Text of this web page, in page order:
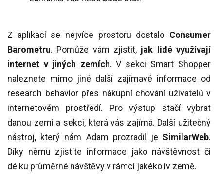
Z aplikací se nejvíce prostoru dostalo Consumer
Barometru. Pomůže vám zjistit, jak lidé využívají
internet v jiných zemích. V sekci Smart Shopper
naleznete mimo jiné další zajímavé informace od
research behavior přes nákupní chování uživatelů v
internetovém prostředí. Pro výstup stačí vybrat
danou zemi a sekci, která vás zajímá. Další užitečný
nástroj, který nám Adam prozradil je SimilarWeb.
Díky němu zjistíte informace jako návštěvnost či
délku průměrné návštěvy v rámci jakékoliv země.